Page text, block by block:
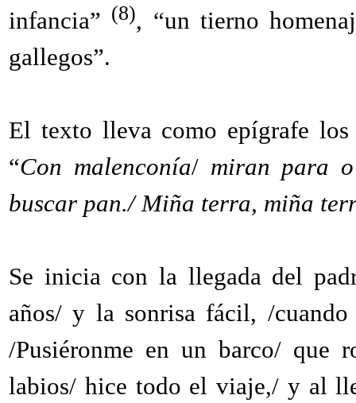
infancia” (8), “un tierno
gallegos”.
El texto lleva como epígrafe
“Con malenconía/miran para o
buscar pan./ Miña terra, miña
Se inicia con la llegada del
años/ y la sonrisa fácil, /
/Pusiéronme en un barco/ que
labios/ hice todo el viaje,/ y al